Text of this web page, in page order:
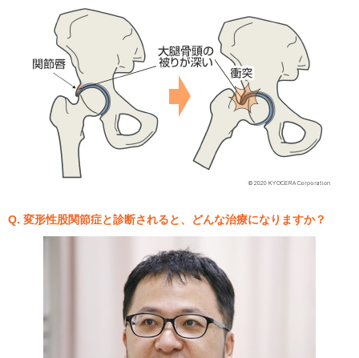
Q. 変形性股関節症と診断されると、どんな治療になりますか？